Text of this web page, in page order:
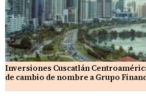
Inversiones Cuscatlán
de cambio de nombre a Grupo